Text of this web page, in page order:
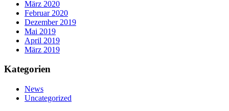
März 2020
Februar 2020
Dezember 2019
Mai 2019
April 2019
März 2019
Kategorien
News
Uncategorized